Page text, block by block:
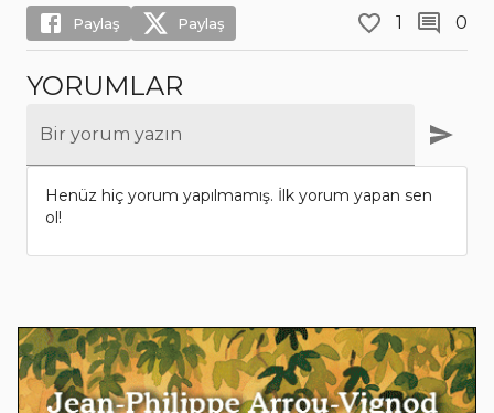
Paylaş Paylaş 1 0
YORUMLAR
Bir yorum yazın
Henüz hiç yorum yapılmamış. İlk yorum yapan sen
ol!